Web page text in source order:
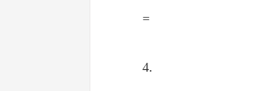
=
4.